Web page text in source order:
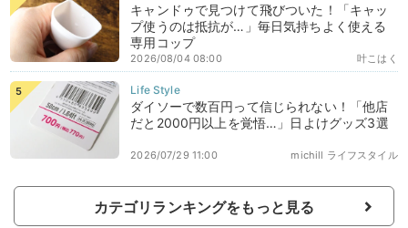
キャンドゥで見つけて飛びついた！「キャッ
プ使うのは抵抗が…」毎日気持ちよく使える
専用コップ
叶こはく
2026/08/04 08:00
ダイソーで数百円って信じられない！「他店
だと2000円以上を覚悟…」日よけグッズ3選
michill ライフスタイル
2026/07/29 11:00
カテゴリランキングをもっと見る